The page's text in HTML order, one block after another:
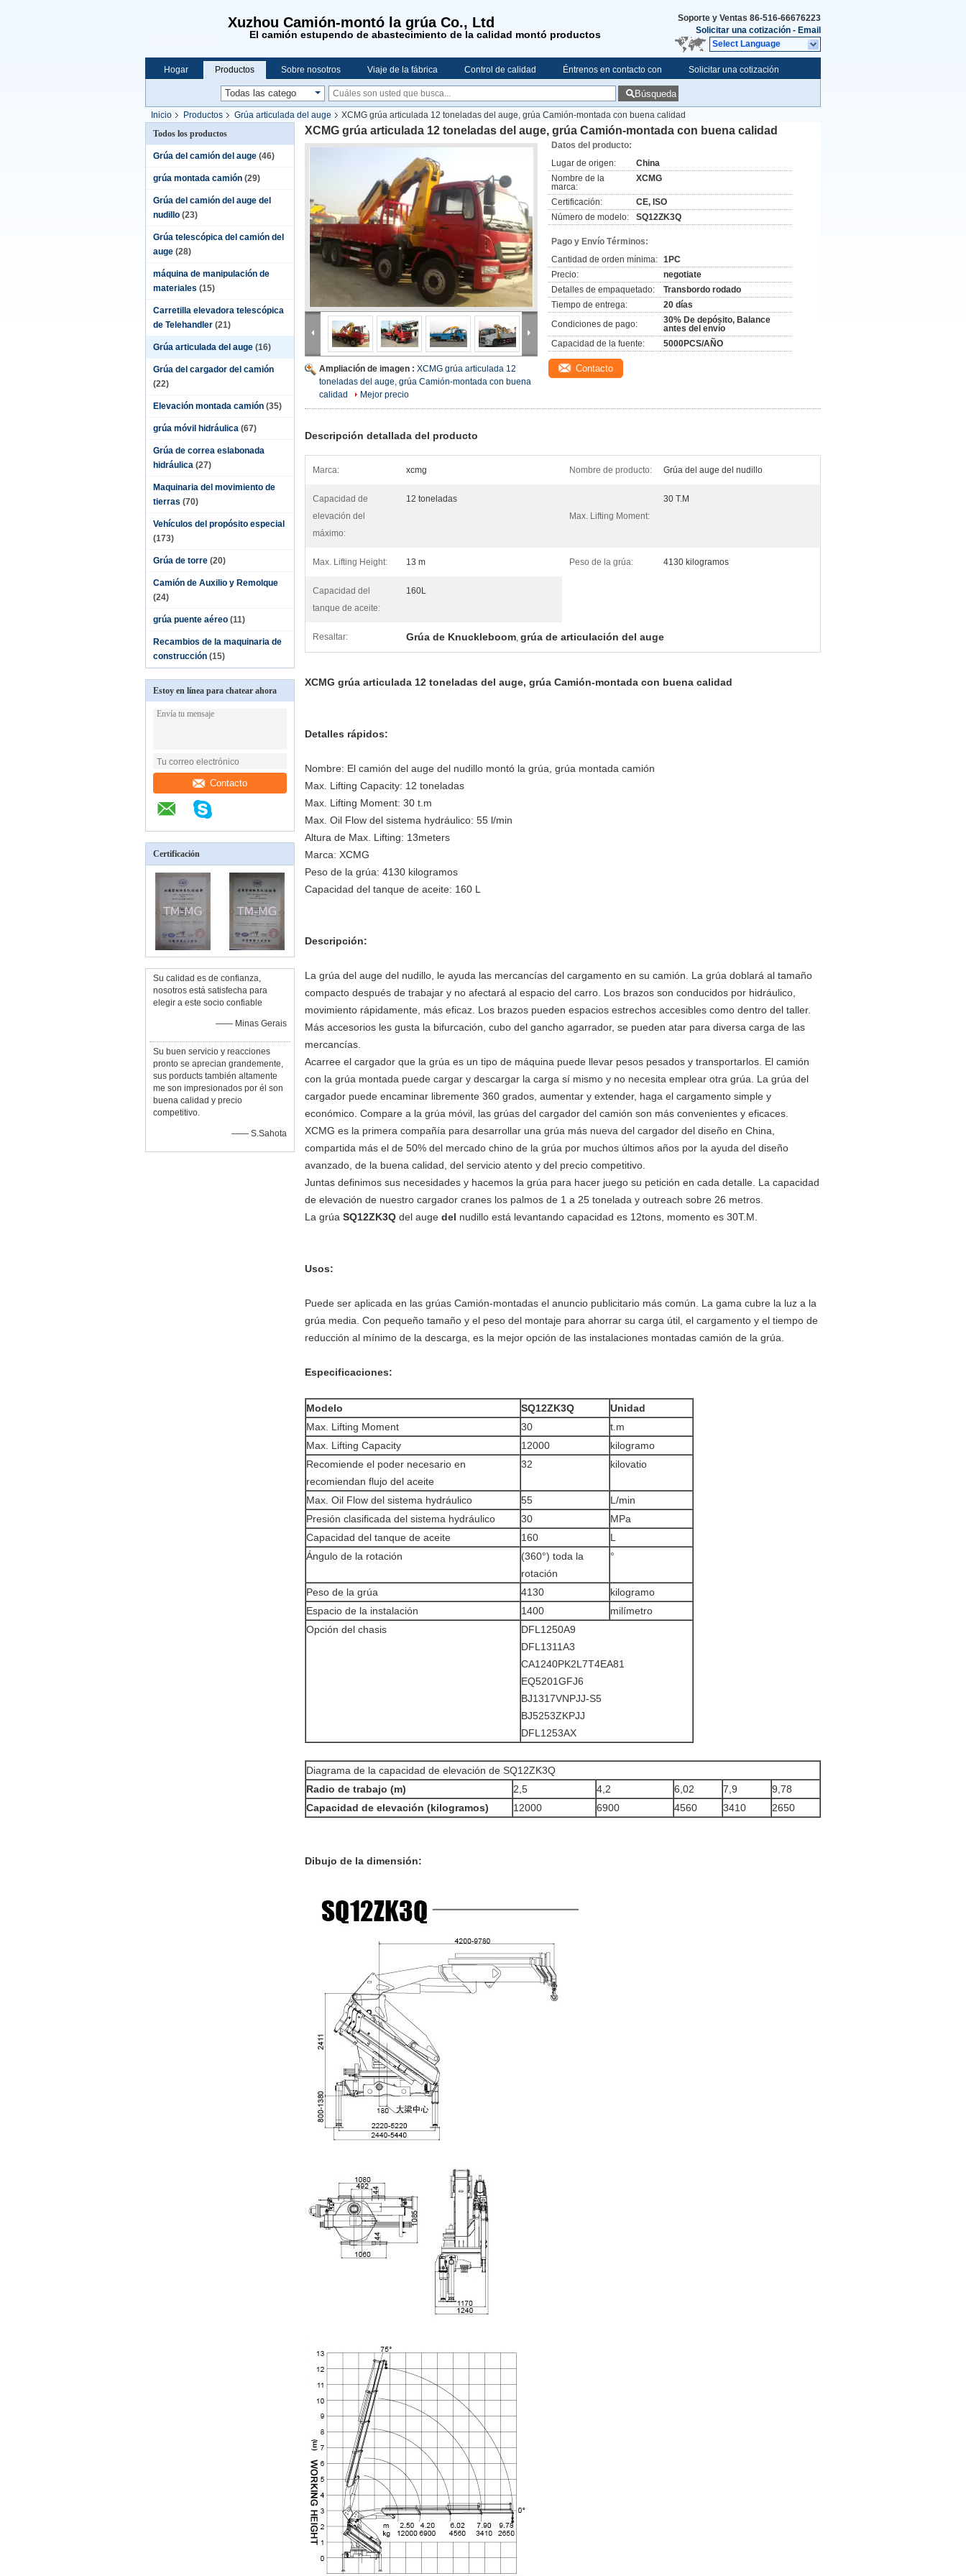
Xuzhou Camión-montó la grúa Co., Ltd
El camión estupendo de abastecimiento de la calidad montó productos
Soporte y Ventas 86-516-66676223
Solicitar una cotización - Email
Select Language
Hogar Productos Sobre nosotros Viaje de la fábrica Control de calidad Éntrenos en contacto con Solicitar una cotización
Búsqueda
Inicio Productos Grúa articulada del auge
XCMG grúa articulada 12 toneladas del auge, grúa Camión-montada con buena calidad
Todos los productos
Grúa del camión del auge (46)
grúa montada camión (29)
Grúa del camión del auge del
nudillo (23)
Grúa telescópica del camión del
auge (28)
máquina de manipulación de
materiales (15)
Carretilla elevadora telescópica
de Telehandler (21)
Grúa articulada del auge (16)
Grúa del cargador del camión
(22)
Elevación montada camión (35)
grúa móvil hidráulica (67)
Grúa de correa eslabonada
hidráulica (27)
Maquinaria del movimiento de
tierras (70)
Vehículos del propósito especial
(173)
Grúa de torre (20)
Camión de Auxilio y Remolque
(24)
grúa puente aéreo (11)
Recambios de la maquinaria de
construcción (15)
Estoy en línea para chatear ahora
Contacto
Certificación
Su calidad es de confianza,
nosotros está satisfecha para
elegir a este socio confiable
—— Minas Gerais
Su buen servicio y reacciones
pronto se aprecian grandemente,
sus porducts también altamente
me son impresionados por él son
buena calidad y precio
competitivo.
—— S.Sahota
XCMG grúa articulada 12 toneladas del auge, grúa Camión-montada con buena calidad
Ampliación de imagen : XCMG grúa articulada 12
toneladas del auge, grúa Camión-montada con buena
calidad
Mejor precio
Datos del producto:
Lugar de origen:
China
Nombre de la
marca:
XCMG
Certificación:
CE, ISO
Número de modelo:
SQ12ZK3Q
Pago y Envío Términos:
Cantidad de orden mínima: 1PC
Precio:
negotiate
Detalles de empaquetado:
Transbordo rodado
Tiempo de entrega:
20 días
Condiciones de pago:
30% De depósito, Balance
antes del envío
Capacidad de la fuente:
5000PCS/AÑO
Contacto
Descripción detallada del producto
Marca: xcmg Nombre de producto: Grúa del auge del nudillo
Capacidad de
elevación del
máximo:
12 toneladas
Max. Lifting Moment:
30 T.M
Max. Lifting Height: 13 m Peso de la grúa: 4130 kilogramos
Capacidad del
tanque de aceite:
160L
Resaltar: Grúa de Knuckleboom, grúa de articulación del auge
XCMG grúa articulada 12 toneladas del auge, grúa Camión-montada con buena calidad
Detalles rápidos:
Nombre: El camión del auge del nudillo montó la grúa, grúa montada camión
Max. Lifting Capacity: 12 toneladas
Max. Lifting Moment: 30 t.m
Max. Oil Flow del sistema hydráulico: 55 l/min
Altura de Max. Lifting: 13meters
Marca: XCMG
Peso de la grúa: 4130 kilogramos
Capacidad del tanque de aceite: 160 L
Descripción:
La grúa del auge del nudillo, le ayuda las mercancías del cargamento en su camión. La grúa doblará al tamaño
compacto después de trabajar y no afectará al espacio del carro. Los brazos son conducidos por hidráulico,
movimiento rápidamente, más eficaz. Los brazos pueden espacios estrechos accesibles como dentro del taller.
Más accesorios les gusta la bifurcación, cubo del gancho agarrador, se pueden atar para diversa carga de las
mercancías.
Acarree el cargador que la grúa es un tipo de máquina puede llevar pesos pesados y transportarlos. El camión
con la grúa montada puede cargar y descargar la carga sí mismo y no necesita emplear otra grúa. La grúa del
cargador puede encaminar libremente 360 grados, aumentar y extender, haga el cargamento simple y
económico. Compare a la grúa móvil, las grúas del cargador del camión son más convenientes y eficaces.
XCMG es la primera compañía para desarrollar una grúa más nueva del cargador del diseño en China,
compartida más el de 50% del mercado chino de la grúa por muchos últimos años por la ayuda del diseño
avanzado, de la buena calidad, del servicio atento y del precio competitivo.
Juntas definimos sus necesidades y hacemos la grúa para hacer juego su petición en cada detalle. La capacidad
de elevación de nuestro cargador cranes los palmos de 1 a 25 tonelada y outreach sobre 26 metros.
La grúa SQ12ZK3Q del auge del nudillo está levantando capacidad es 12tons, momento es 30T.M.
Usos:
Puede ser aplicada en las grúas Camión-montadas el anuncio publicitario más común. La gama cubre la luz a la
grúa media. Con pequeño tamaño y el peso del montaje para ahorrar su carga útil, el cargamento y el tiempo de
reducción al mínimo de la descarga, es la mejor opción de las instalaciones montadas camión de la grúa.
Especificaciones:
Modelo SQ12ZK3Q
Unidad
Max. Lifting Moment
30
t.m
Max. Lifting Capacity
12000
kilogramo
Recomiende el poder necesario en
recomiendan flujo del aceite
32 kilovatio
Max. Oil Flow del sistema hydráulico 55
L/min
Presión clasificada del sistema hydráulico
30
MPa
Capacidad del tanque de aceite
160
L
Ángulo de la rotación
(360°) toda la
rotación
°
Peso de la grúa 4130
kilogramo
Espacio de la instalación
1400
milímetro
Opción del chasis
DFL1250A9
DFL1311A3
CA1240PK2L7T4EA81
EQ5201GFJ6
BJ1317VNPJJ-S5
BJ5253ZKPJJ
DFL1253AX
Diagrama de la capacidad de elevación de SQ12ZK3Q
Radio de trabajo (m)
2,5 4,2 6,02 7,9
9,78
Capacidad de elevación (kilogramos)
12000 6900 4560 3410 2650
Dibujo de la dimensión: